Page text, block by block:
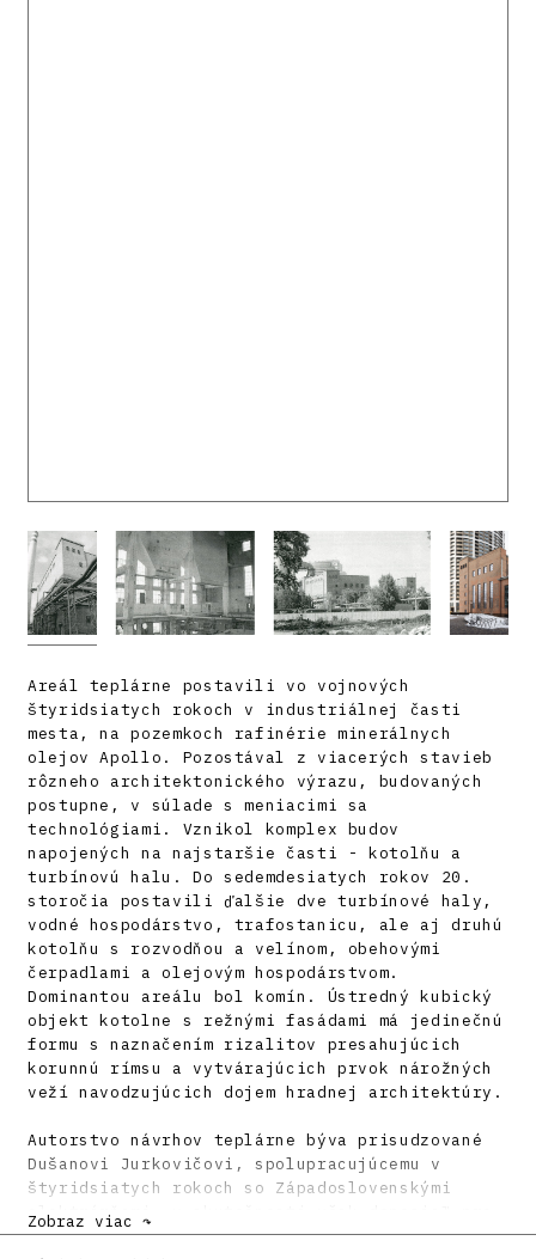
Areál teplárne postavili vo vojnových
štyridsiatych rokoch v industriálnej časti
mesta, na pozemkoch rafinérie minerálnych
olejov Apollo. Pozostával z viacerých stavieb
rôzneho architektonického výrazu, budovaných
postupne, v súlade s meniacimi sa
technológiami. Vznikol komplex budov
napojených na najstaršie časti - kotolňu a
turbínovú halu. Do sedemdesiatych rokov 20.
storočia postavili ďalšie dve turbínové haly,
vodné hospodárstvo, trafostanicu, ale aj druhú
kotolňu s rozvodňou a velínom, obehovými
čerpadlami a olejovým hospodárstvom.
Dominantou areálu bol komín. Ústredný kubický
objekt kotolne s režnými fasádami má jedinečnú
formu s naznačením rizalitov presahujúcich
korunnú rímsu a vytvárajúcich prvok nárožných
veží navodzujúcich dojem hradnej architektúry.
Autorstvo návrhov teplárne býva prisudzované
Dušanovi Jurkovičovi, spolupracujúcemu v
štyridsiatych rokoch so Západoslovenskými
elektrárňami, v skutočnosti však doposiaľ pre
jeho autorstvo nehovorí žiadny konkrétny dôkaz
Zobraz viac ↷